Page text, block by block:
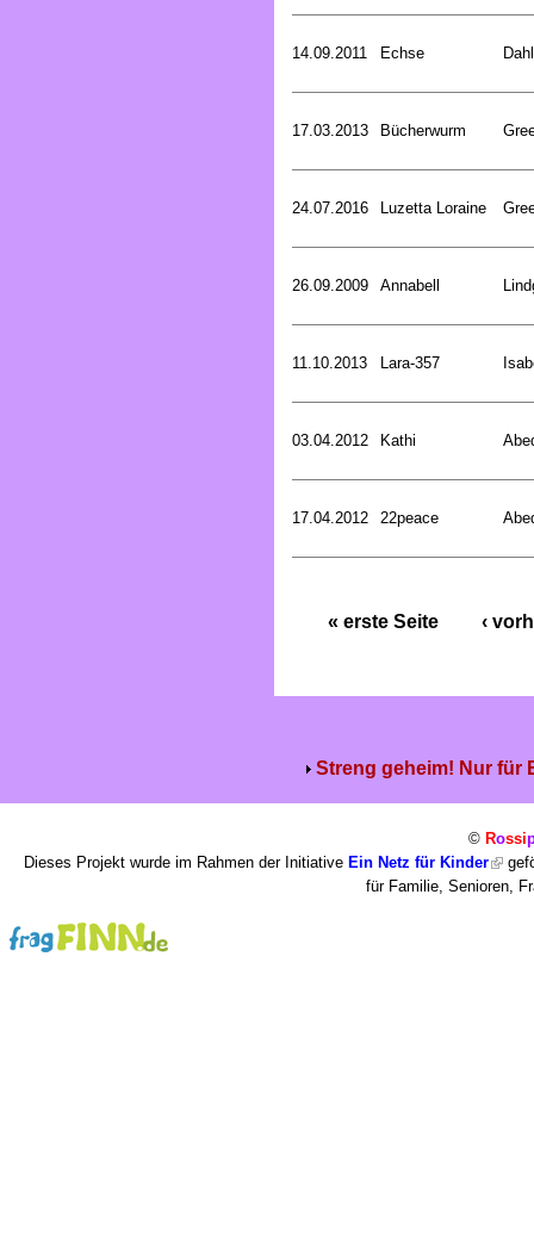
14.09.2011 Echse
17.03.2013 Bücherwurm
24.07.2016 Luzetta Loraine
26.09.2009 Annabell
11.10.2013 Lara-357
03.04.2012 Kathi
17.04.2012 22peace
« erste Seite ‹
Streng geheim! Nur für
© Rossi
Dieses Projekt wurde im Rahmen der Initiative Ein Netz für Kinder
für Familie, Senioren,